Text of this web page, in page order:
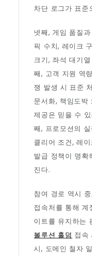
차단 로그가 표준
넷째, 게임 품질
픽 수치, 레이크
크기, 좌석 대기
째, 고객 지원 역
쟁 발생 시 표준
문서화, 책임도박
제공은 믿을 수
째, 프로모션의
클리어 조건, 레
발급 정책이 명확
진다.
참여 경로 역시
접속처를 통해 계
이트를 유지하는
볼루션 홀덤 접속
시, 도메인 철자